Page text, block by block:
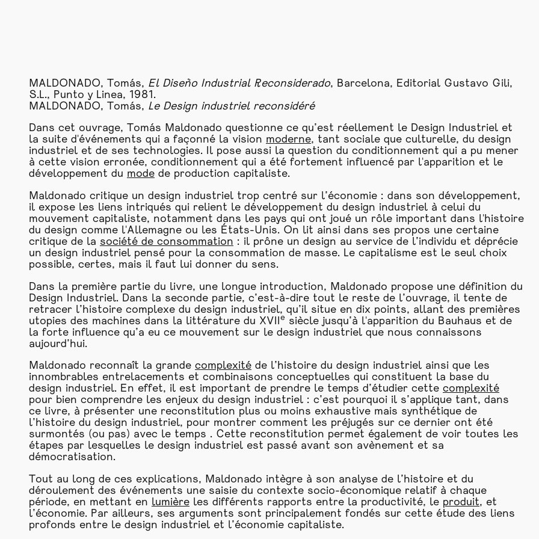
MALDONADO, Tomás, El Diseño Industrial Reconsiderado, Barcelona, Editorial Gustavo Gili,
S.L., Punto y Linea, 1981.
MALDONADO, Tomás, Le Design industriel reconsidéré
Dans cet ouvrage, Tomás Maldonado questionne ce qu’est réellement le Design Industriel et
la suite d'événements qui a façonné la vision moderne, tant sociale que culturelle, du design
industriel et de ses technologies. Il pose aussi la question du conditionnement qui a pu mener
à cette vision erronée, conditionnement qui a été fortement influencé par l'apparition et le
développement du mode de production capitaliste.
Maldonado critique un design industriel trop centré sur l’économie : dans son développement,
il expose les liens intriqués qui relient le développement du design industriel à celui du
mouvement capitaliste, notamment dans les pays qui ont joué un rôle important dans l'histoire
du design comme l'Allemagne ou les États-Unis. On lit ainsi dans ses propos une certaine
critique de la société de consommation : il prône un design au service de l’individu et déprécie
un design industriel pensé pour la consommation de masse. Le capitalisme est le seul choix
possible, certes, mais il faut lui donner du sens.
Dans la première partie du livre, une longue introduction, Maldonado propose une définition du
Design Industriel. Dans la seconde partie, c’est-à-dire tout le reste de l’ouvrage, il tente de
retracer l’histoire complexe du design industriel, qu’il situe en dix points, allant des premières
utopies des machines dans la littérature du XVII
e
siècle jusqu’à l'apparition du Bauhaus et de
la forte influence qu’a eu ce mouvement sur le design industriel que nous connaissons
aujourd’hui.
Maldonado reconnaît la grande complexité de l’histoire du design industriel ainsi que les
innombrables entrelacements et combinaisons conceptuelles qui constituent la base du
design industriel. En effet, il est important de prendre le temps d’étudier cette complexité
pour bien comprendre les enjeux du design industriel : c’est pourquoi il s’applique tant, dans
ce livre, à présenter une reconstitution plus ou moins exhaustive mais synthétique de
l’histoire du design industriel, pour montrer comment les préjugés sur ce dernier ont été
surmontés (ou pas) avec le temps . Cette reconstitution permet également de voir toutes les
étapes par lesquelles le design industriel est passé avant son avènement et sa
démocratisation.
Tout au long de ces explications, Maldonado intègre à son analyse de l’histoire et du
déroulement des événements une saisie du contexte socio-économique relatif à chaque
période, en mettant en lumière les différents rapports entre la productivité, le produit, et
l’économie. Par ailleurs, ses arguments sont principalement fondés sur cette étude des liens
profonds entre le design industriel et l’économie capitaliste.